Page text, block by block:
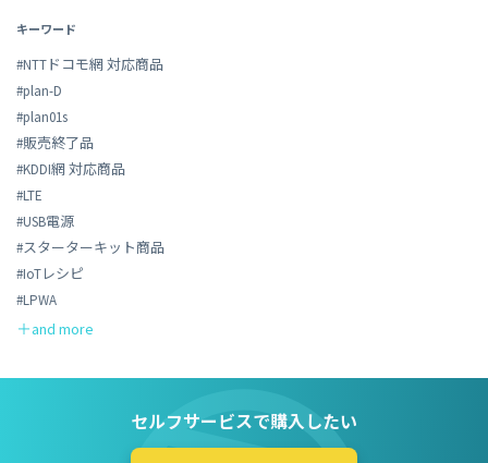
キーワード
#NTTドコモ網 対応商品
#plan-D
#plan01s
#販売終了品
#KDDI網 対応商品
#LTE
#USB電源
#スターターキット商品
#IoTレシピ
#LPWA
セルフサービスで購入したい